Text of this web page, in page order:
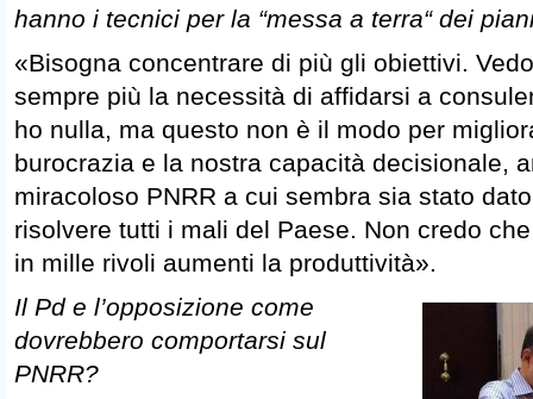
hanno i tecnici per la “messa a terra“ dei
«Bisogna concentrare di più gli obiettivi.
sempre più la necessità di affidarsi a
ho nulla, ma questo non è il modo per
burocrazia e la nostra capacità decisionale,
miracoloso PNRR a cui sembra sia stato
risolvere tutti i mali del Paese. Non credo
in mille rivoli aumenti la produttività».
Il Pd e l’opposizione come
dovrebbero comportarsi sul
PNRR?